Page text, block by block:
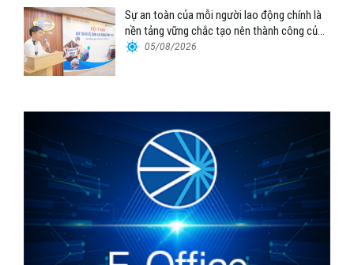
Sự an toàn của mỗi người lao động chính là
nền tảng vững chắc tạo nên thành công của
Cảng Đà Nẵng
05/08/2026